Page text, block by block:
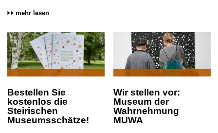
mehr lesen
Bestellen Sie
kostenlos die
Steirischen
Museumsschätze!
Wir stellen vor:
Museum der
Wahrnehmung
MUWA